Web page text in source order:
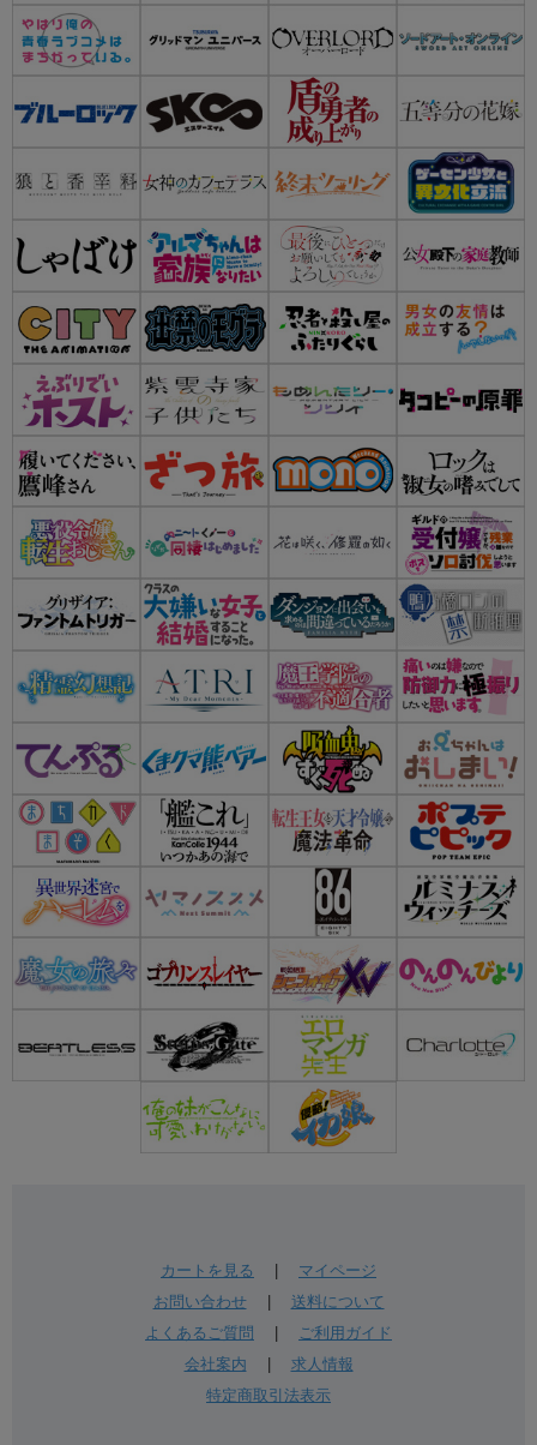
カートを見る
マイページ
お問い合わせ| 送料について
よくあるご質問
ご利用ガイド
会社案内
求人情報
特定商取引法表示